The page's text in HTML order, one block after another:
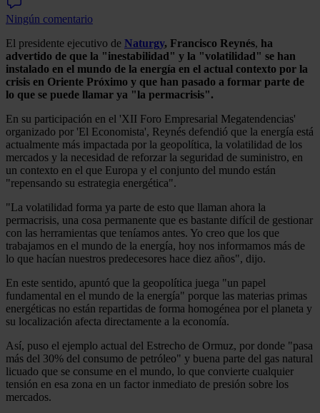
Ningún comentario
El presidente ejecutivo de Naturgy, Francisco Reynés, ha
advertido de que la "inestabilidad" y la "volatilidad" se han
instalado en el mundo de la energía en el actual contexto por la
crisis en Oriente Próximo y que han pasado a formar parte de
lo que se puede llamar ya "la permacrisis".
En su participación en el 'XII Foro Empresarial Megatendencias'
organizado por 'El Economista', Reynés defendió que la energía está
actualmente más impactada por la geopolítica, la volatilidad de los
mercados y la necesidad de reforzar la seguridad de suministro, en
un contexto en el que Europa y el conjunto del mundo están
"repensando su estrategia energética".
"La volatilidad forma ya parte de esto que llaman ahora la
permacrisis, una cosa permanente que es bastante difícil de gestionar
con las herramientas que teníamos antes. Yo creo que los que
trabajamos en el mundo de la energía, hoy nos informamos más de
lo que hacían nuestros predecesores hace diez años", dijo.
En este sentido, apuntó que la geopolítica juega "un papel
fundamental en el mundo de la energía" porque las materias primas
energéticas no están repartidas de forma homogénea por el planeta y
su localización afecta directamente a la economía.
Así, puso el ejemplo actual del Estrecho de Ormuz, por donde "pasa
más del 30% del consumo de petróleo" y buena parte del gas natural
licuado que se consume en el mundo, lo que convierte cualquier
tensión en esa zona en un factor inmediato de presión sobre los
mercados.